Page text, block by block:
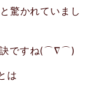
驚かれていまし
訣ですね(⌒∇⌒)
は